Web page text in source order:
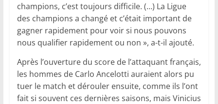
champions, c’est toujours difficile. (…) La Ligue
des champions a changé et c’était important de
gagner rapidement pour voir si nous pouvons
nous qualifier rapidement ou non », a-t-il ajouté.
Après l’ouverture du score de l’attaquant français,
les hommes de Carlo Ancelotti auraient alors pu
tuer le match et dérouler ensuite, comme ils l’ont
fait si souvent ces dernières saisons, mais Vinicius